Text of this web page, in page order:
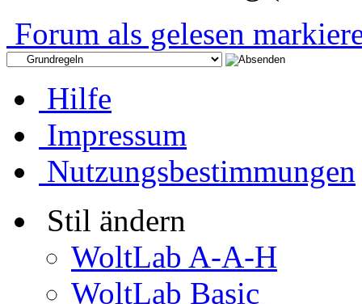
Forum als gelesen
Hilfe
Impressum
Nutzungsbestimmungen
Stil ändern
WoltLab A-A-H
WoltLab Basic